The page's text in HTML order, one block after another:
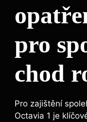
pro
chod
Pro zajištění
Octavia 1 je